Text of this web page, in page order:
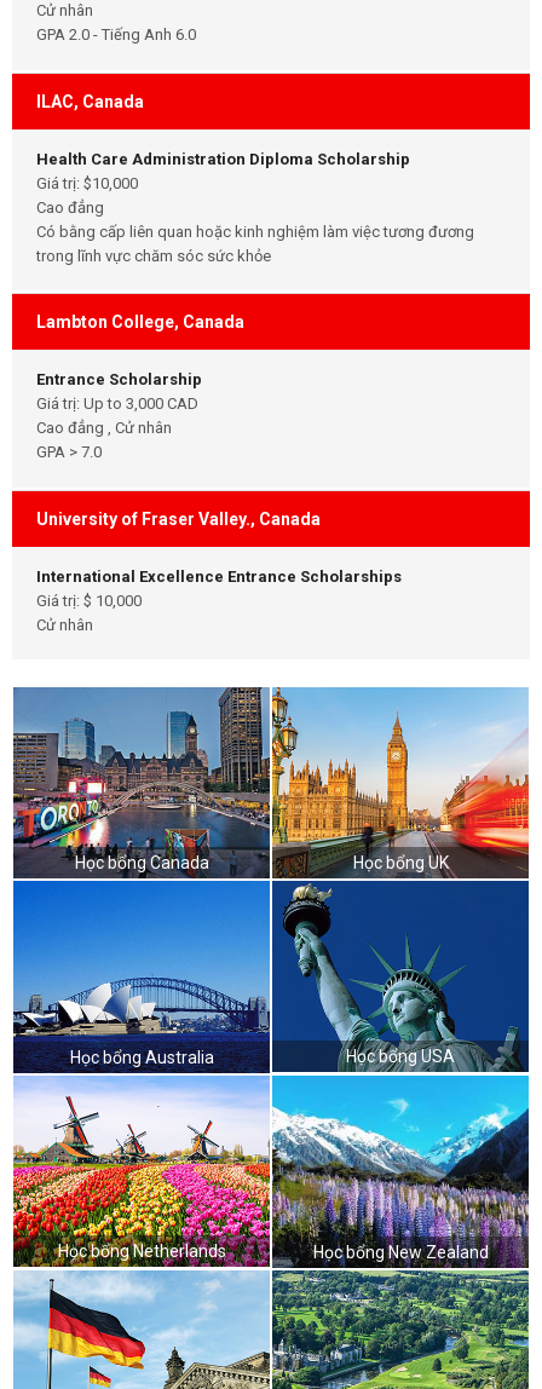
Cử nhân
GPA 2.0 - Tiếng Anh 6.0
ILAC, Canada
Health Care Administration Diploma Scholarship
Giá trị: $10,000
Cao đẳng
Có bằng cấp liên quan hoặc kinh nghiệm làm việc tương đương
trong lĩnh vực chăm sóc sức khỏe
Lambton College, Canada
Entrance Scholarship
Giá trị: Up to 3,000 CAD
Cao đẳng , Cử nhân
GPA > 7.0
University of Fraser Valley., Canada
International Excellence Entrance Scholarships
Giá trị: $ 10,000
Cử nhân
Học bổng Canada Học bổng UK
Học bổng Australia Học bổng USA
Học bổng Netherlands Học bổng New Zealand